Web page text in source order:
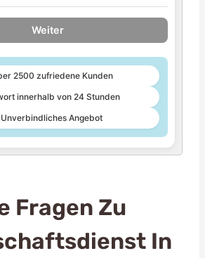
Weiter
2500 zufriedene Kunden
innerhalb von 24 Stunden
Unverbindliches Angebot
Fragen Zu
In